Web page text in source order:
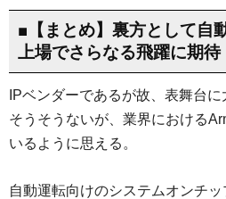
■【まとめ】裏方として自
上場でさらなる飛躍に期待
IPベンダーであるが故、表舞台
そうそうないが、業界における
いるように思える。
自動運転向けのシステムオンチ